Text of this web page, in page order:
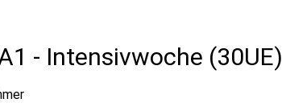
- Intensivwoche (30UE)